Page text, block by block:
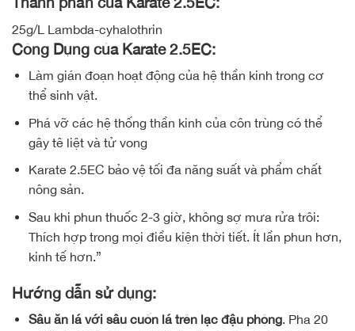
25g/L Lambda-cyhalothrin
Công Dụng của Karate 2.5EC:
Làm gián đoạn hoạt động của hệ thần kinh trong cơ
thể sinh vật.
Phá vỡ các hệ thống thần kinh của côn trùng có thể
gây tê liệt và tử vong
Karate 2.5EC bảo vệ tối đa năng suất và phẩm chất
nông sản.
Sau khi phun thuốc 2-3 giờ, không sợ mưa rửa trôi:
Thích hợp trong mọi điều kiện thời tiết. Ít lần phun hơn,
kinh tế hơn.”
Hướng dẫn sử dụng:
Sâu ăn lá với sâu cuốn lá trên lạc đậu phộng. Pha 20